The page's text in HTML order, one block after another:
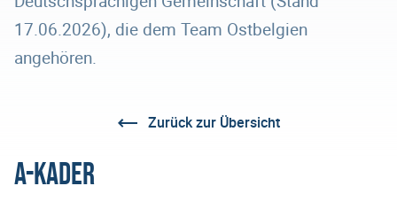
17.06.2026), die dem Team Ostbelgien
angehören.
Zurück zur Übersicht
A-Kader